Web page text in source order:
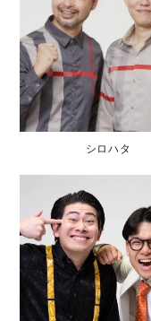
シロハタ